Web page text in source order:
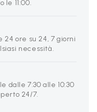
11:00.
24 ore su 24, 7 giorni
necessità.
dalle 7:30 alle 10:30
24/7.